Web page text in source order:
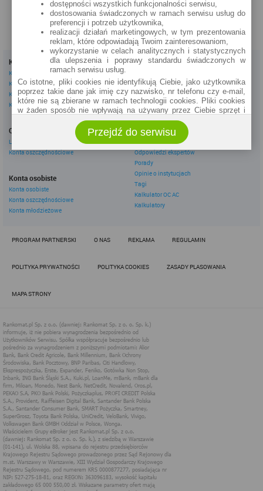
Kredyty
Kredyty gotówkowe
Kredyty hipoteczne
Kredyty konsolidacyjne
Kredyty na samochód
Oszczędzanie
Lokaty
Konta oszczędnościowe
Konta osobiste
Konta osobiste
Konta oszczędnościowe
Konta młodzieżowe
Dla firm
Konta firmowe
Leasingi
Inne
eBroker Ekstra
Odpowiedzi ekspertów
Porady
Opinie o instytucjach
Tagi
Kalkulator OC AC
Kalkulatory
PROGRAM PARTNERSKI O NAS REKLAMA REGULAMIN
POLITYKA PRYWATNOŚCI POLITYKA COOKIES ZASADY PLASOWANIA
MAPA STRONY
dostępności wszystkich funkcjonalności serwisu,
dostosowania świadczonych w ramach serwisu usług do
preferencji i potrzeb użytkownika,
realizacji działań marketingowych, w tym prezentowania
reklam, które odpowiadają Twoim zainteresowaniom,
wykorzystanie w celach analitycznych i statystycznych
dla ulepszenia i poprawy standardu świadczonych w
ramach serwisu usług.
Co istotne, pliki cookies nie identyfikują Ciebie, jako użytkownika
poprzez takie dane jak imię czy nazwisko, nr telefonu czy e-mail,
które nie są zbierane w ramach technologii cookies. Pliki cookies
w żaden sposób nie wpływają na używany przez Ciebie sprzęt i
Zakres wykorzystywania plików cookies możliwy jest do
określenia w ustawieniach przeglądarki każdego użytkownika. Bez
wprowadzenia zmian ustawień, informacje w plikach cookies mogą
być zapisywane w pamięci Twojego urządzenia.
Administratorem danych pozyskiwanych w technologii cookies jest
spółka Rankomat.pl Sp. z o.o. (dawniej: Rankomat Sp. z o. o. Sp.
k.) z siedzibą w Warszawie, ul. Wolska 88, 01 - 141 Warszawa.
Możesz jako użytkownik w każdym czasie skontaktować się z
administratorem pod adresem bok@ebroker.pl, jak również wyrazić
obowiązującym prawem (zgodnie z tzw. RODO) w ramach tzw.
dostosowanie usług, świadczonych w ramach serwisu do potrzeb
Polityka Cookies serwisów
internetowych spółki Rankomat.pl Sp. z
o.o. (dawniej: Rankomat Sp. z o. o. Sp.
k.)
Rankomat.pl Sp. z o.o. (dawniej: Rankomat Sp. z o. o. Sp. k.), z
siedzibą w Warszawie (01-141), ul. Wolska 88, wpisana do rejestru
przedsiębiorców Krajowego Rejestru Sądowego prowadzonego
przez Sąd Rejonowy dla m.st. Warszawy w Warszawie, XIII
Wydział Gospodarczy Krajowego Rejestru Sądowego, pod
numerem KRS 0000877277, posiadająca nr NIP: 527-275-18-81,
oraz REGON: 363096183, zwana dalej "Rankomat" wykorzystuje
na swoich stronach internetowych technologię "cookies".
Zasady wykorzystania informacji dostarczonych przez
użytkownika w ramach technologii cookies w trakcie korzystania
ze stron internetowych i Rankomat określa niniejszy dokument.
Przejdź do serwisu